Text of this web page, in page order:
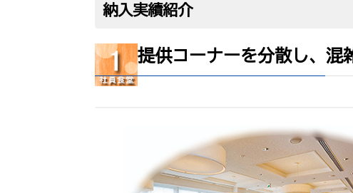
納入実績紹介
提供コーナーを分散し、混